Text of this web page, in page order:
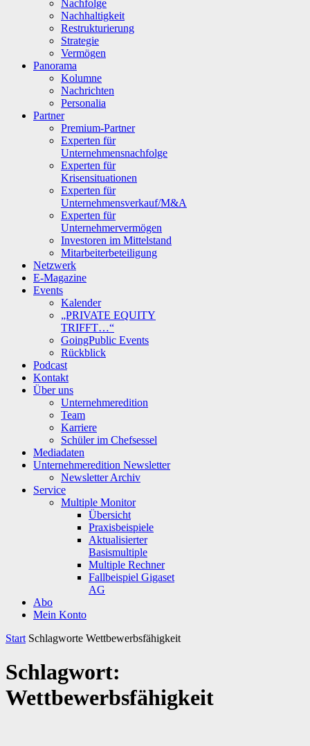
Nachfolge
Nachhaltigkeit
Restrukturierung
Strategie
Vermögen
Panorama
Kolumne
Nachrichten
Personalia
Partner
Premium-Partner
Experten für
Unternehmensnachfolge
Experten für
Krisensituationen
Experten für
Unternehmensverkauf/M&A
Experten für
Unternehmervermögen
Investoren im Mittelstand
Mitarbeiterbeteiligung
Netzwerk
E-Magazine
Events
Kalender
„PRIVATE EQUITY
TRIFFT…“
GoingPublic Events
Rückblick
Podcast
Kontakt
Über uns
Unternehmeredition
Team
Karriere
Schüler im Chefsessel
Mediadaten
Unternehmeredition Newsletter
Newsletter Archiv
Service
Multiple Monitor
Übersicht
Praxisbeispiele
Aktualisierter
Basismultiple
Multiple Rechner
Fallbeispiel Gigaset
AG
Abo
Mein Konto
Start Schlagworte Wettbewerbsfähigkeit
Schlagwort:
Wettbewerbsfähigkeit